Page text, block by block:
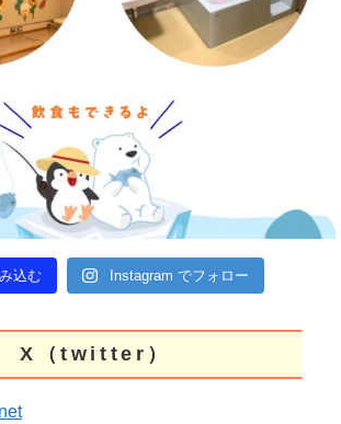
込む Instagram でフォロー
X（twitter）